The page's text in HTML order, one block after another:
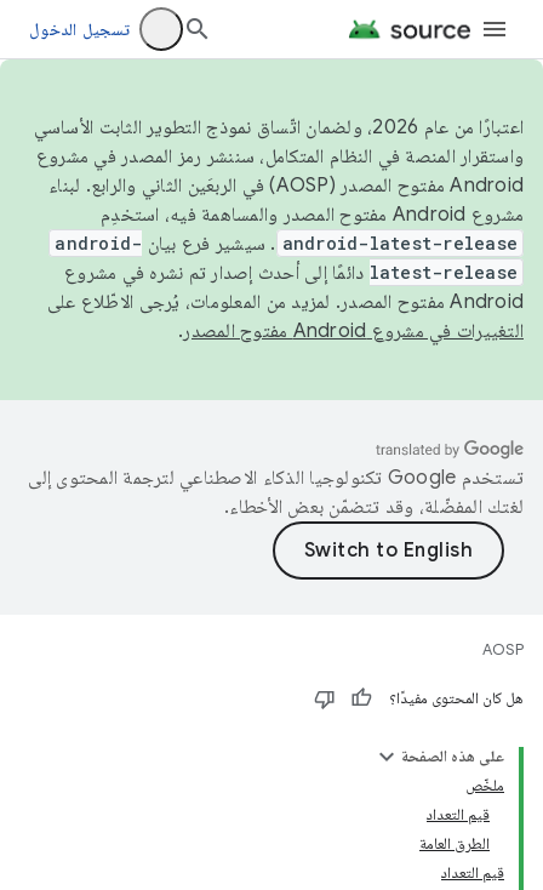
تسجيل الدخول
اعتبارًا من عام 2026، ولضمان اتّساق نموذج التطوير الثابت الأساسي
واستقرار المنصة في النظام المتكامل، سننشر رمز المصدر في مشروع
Android مفتوح المصدر (AOSP) في الربعَين الثاني والرابع. لبناء
مشروع Android مفتوح المصدر والمساهمة فيه، استخدِم
android-latest-release . سيشير فرع بيان android-
latest-release دائمًا إلى أحدث إصدار تم نشره في مشروع
Android مفتوح المصدر. لمزيد من المعلومات، يُرجى الاطّلاع على
التغييرات في مشروع Android مفتوح المصدر
.
تستخدم Google تكنولوجيا الذكاء الاصطناعي لترجمة المحتوى إلى
لغتك المفضّلة، وقد تتضمّن بعض الأخطاء.
AOSP
هل كان المحتوى مفيدًا؟
على هذه الصفحة
ملخّص
قيم التعداد
الطرق العامة
قيم التعداد